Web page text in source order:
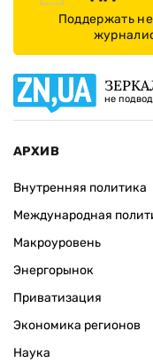
Поддержать
не
АРХИВ
Внутренняя политика
Международная
Макроуровень
Энергорынок
Приватизация
Экономика регионов
Наука